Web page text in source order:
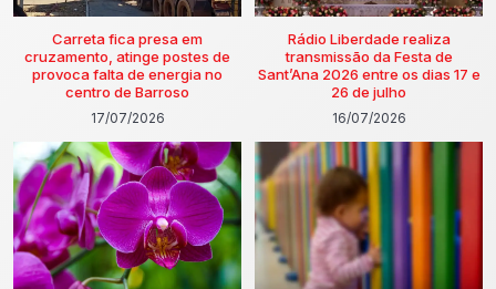
Carreta fica presa em
cruzamento, atinge postes de
provoca falta de energia no
centro de Barroso
17/07/2026
Rádio Liberdade realiza
transmissão da Festa de
Sant’Ana 2026 entre os dias 17 e
26 de julho
16/07/2026